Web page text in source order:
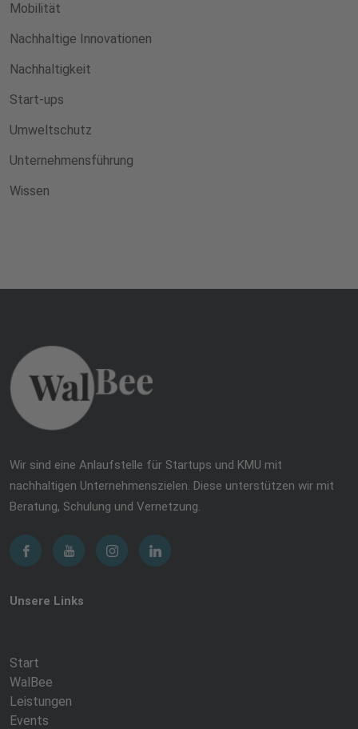
Mobilität
Nachhaltige Innovationen
Nachhaltigkeit
Start-ups
Umweltschutz
Unternehmensführung
Wissen
Wir sind eine Anlaufstelle für Startups und KMU mit
nachhaltigen Unternehmenszielen. Diese unterstützen wir mit
Beratung, Schulung und Vernetzung.
Unsere Links
Start
WalBee
Leistungen
Events